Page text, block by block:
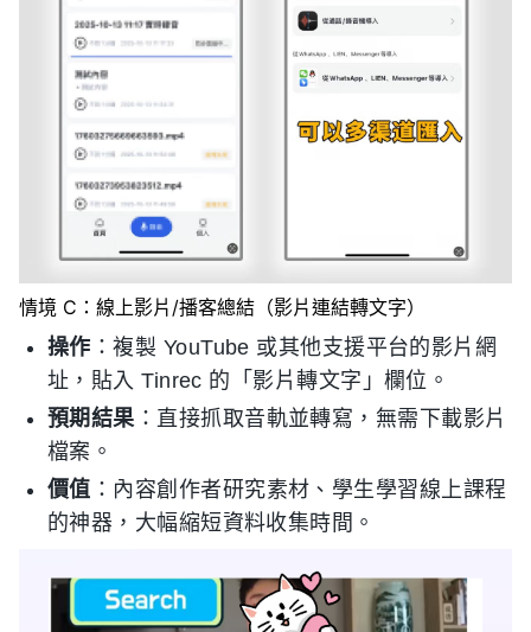
情境 C：線上影片/播客總結（影片連結轉文字）
操作 ：複製 YouTube 或其他支援平台的影片網
址，貼入 Tinrec 的「影片轉文字」欄位。
預期結果：直接抓取音軌並轉寫，無需下載影片
檔案。
價值 ：內容創作者研究素材、學生學習線上課程
的神器，大幅縮短資料收集時間。